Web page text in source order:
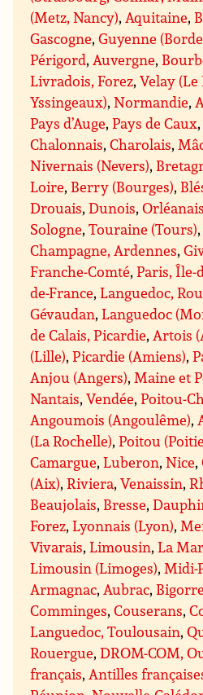
(Metz, Nancy), Aquitaine,
Gascogne,Guyenne
Périgord, Auvergne,
Livradois, Forez,Velay (Le
Yssingeaux),Normandie,
Pays d’Auge,Pays de Caux,
Chalonnais,Charolais,
Nivernais (Nevers),
Loire, Berry (Bourges),
Drouais,Dunois,Orléanais
Sologne,Touraine (Tours)
Champagne, Ardennes,
Franche-Comté,Paris, Île-
de-France,Languedoc,
Gévaudan,Languedoc
de Calais, Picardie, Artois
(Lille),Picardie (Amiens),
Anjou (Angers), Maine et
Nantais,Vendée,Poitou-
Angoumois (Angoulême),
(La Rochelle),Poitou
Camargue,Luberon,Nice,
(Aix),Riviera,Venaissin,
Beaujolais, Bresse,
Forez,Lyonnais (Lyon),
Vivarais,Limousin,La
Limousin (Limoges), Midi-
Armagnac, Aubrac, Bigorre
Comminges,Couserans,
Languedoc, Toulousain,
Rouergue,DROM-COM,
français, Antilles